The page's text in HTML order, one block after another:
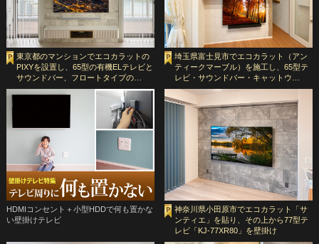
東京都のマンションでエコカラットの
PIXYを設置し、65型の有機ELテレビと
サウンドバー、フロートタイプの…
埼玉県富士見市でエコカラット（アン
ティークマーブル）を施工し、65型テ
レビ・サウンドバー・キャットウ…
HDMIコンセント＋小型HDDで何も置かな
い壁掛けテレビ
神奈川県小田原市でエコカラット「サ
ンティエ」を貼り、その上から77型テ
レビ「KJ-77XR80」を壁掛け